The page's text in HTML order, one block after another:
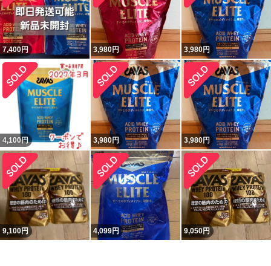
7,400円 3,980円 3,980円
4,100円 3,980円 3,980円
9,100円 4,099円 9,050円